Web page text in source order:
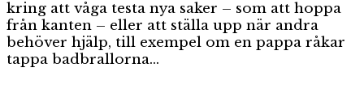
kring att våga testa nya saker – som att hoppa
från kanten – eller att ställa upp när andra
behöver hjälp, till exempel om en pappa råkar
tappa badbrallorna…